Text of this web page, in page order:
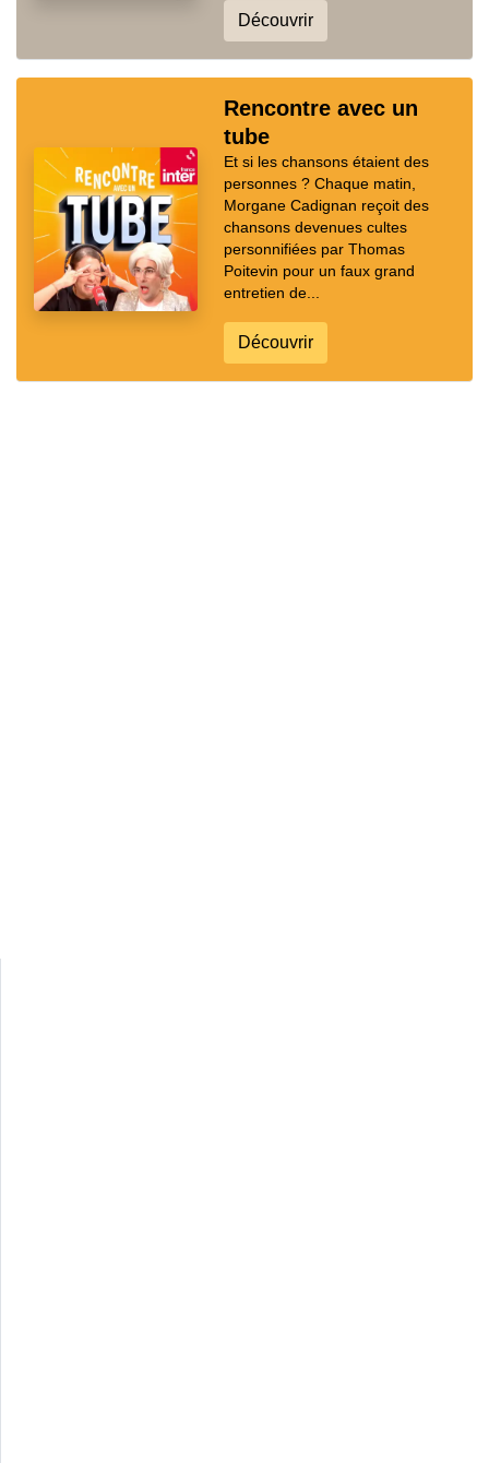
Découvrir
Rencontre avec un
tube
Et si les chansons étaient des
personnes ? Chaque matin,
Morgane Cadignan reçoit des
chansons devenues cultes
personnifiées par Thomas
Poitevin pour un faux grand
entretien de...
Découvrir